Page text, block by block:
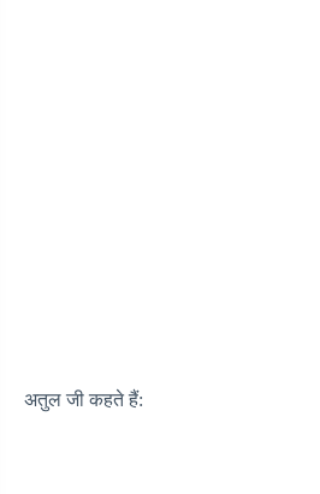
अतुल जी कहते हैं: